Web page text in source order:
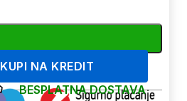
KUPI NA KREDIT
BESPLATNA DOSTAVA